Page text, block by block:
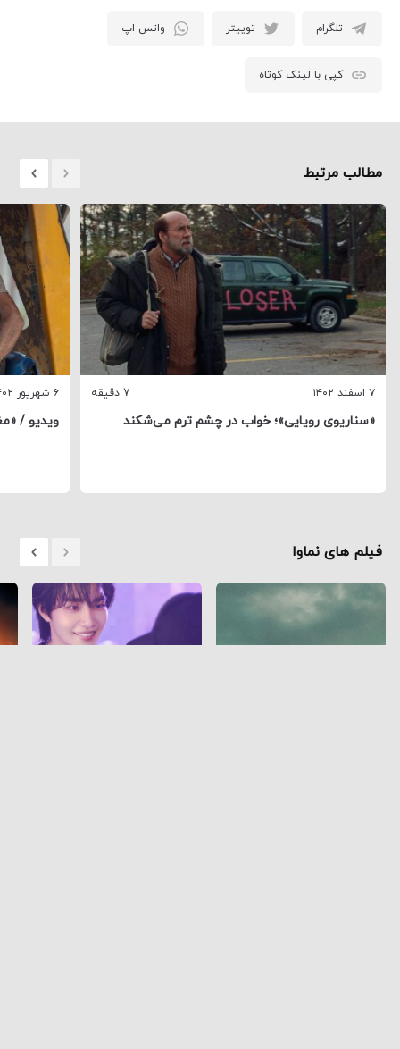
تلگرام توییتر واتس اپ
کپی با لینک کوتاه
مطالب مرتبط
۷ اسفند ۱۴۰۲ 7 دقیقه
«سناریوی رویایی»؛ خواب در چشم ترم می‌شکند
۶ شهریور ۱۴۰۲
ویدیو /
فیلم های نماوا